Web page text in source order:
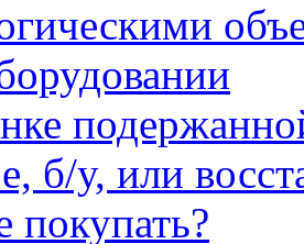
б/у, или
покупать?